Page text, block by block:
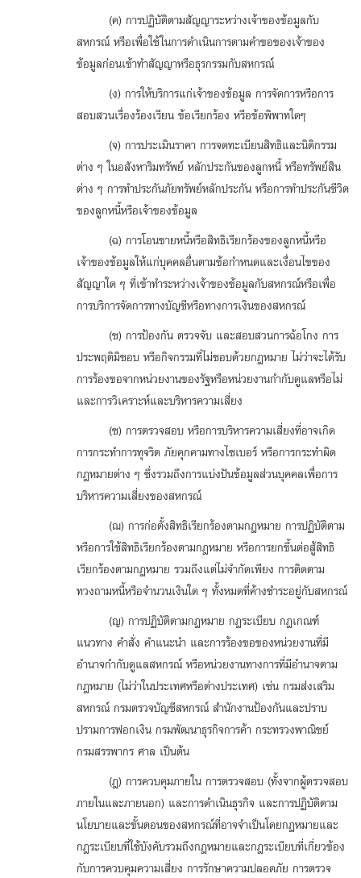
(ค) การปฏิบัติตามสัญญาระหว่างเจ้าของข้อมูลกับ
สหกรณ์ หรือเพื่อใช้ในการดำเนินการตามคำขอของเจ้าของ
ข้อมูลก่อนเข้าทำสัญญาหรือธุรกรรมกับสหกรณ์
(ง) การให้บริการแก่เจ้าของข้อมูล การจัดการหรือการ
สอบสวนเรื่องร้องเรียน ข้อเรียกร้อง หรือข้อพิพาทใดๆ
(จ) การประเมินราคา การจดทะเบียนสิทธิและนิติกรรม
ต่าง ๆ ในอสังหาริมทรัพย์ หลักประกันของลูกหนี้ หรือทรัพย์สิน
ต่าง ๆ การทำประกันภัยทรัพย์หลักประกัน หรือการทำประกันชีวิต
ของลูกหนี้หรือเจ้าของข้อมูล
(ฉ) การโอนขายหนี้หรือสิทธิเรียกร้องของลูกหนี้หรือ
เจ้าของข้อมูลให้แก่บุคคลอื่นตามข้อกำหนดและเงื่อนไขของ
สัญญาใด ๆ ที่เข้าทำระหว่างเจ้าของข้อมูลกับสหกรณ์หรือเพื่อ
การบริการจัดการทางบัญชีหรือทางการเงินของสหกรณ์
(ช) การป้องกัน ตรวจจับ และสอบสวนการฉ้อโกง การ
ประพฤติมิชอบ หรือกิจกรรมที่ไม่ชอบด้วยกฎหมาย ไม่ว่าจะได้รับ
การร้องขอจากหน่วยงานของรัฐหรือหน่วยงานกำกับดูแลหรือไม่
และการวิเคราะห์และบริหารความเสี่ยง
(ซ) การตรวจสอบ หรือการบริหารความเสี่ยงที่อาจเกิด
การกระทำการทุจริต ภัยคุกคามทางไซเบอร์ หรือการกระทำผิด
กฎหมายต่าง ๆ ซึ่งรวมถึงการแบ่งปันข้อมูลส่วนบุคคลเพื่อการ
บริหารความเสี่ยงของสหกรณ์
(ฌ) การก่อตั้งสิทธิเรียกร้องตามกฎหมาย การปฏิบัติตาม
หรือการใช้สิทธิเรียกร้องตามกฎหมาย หรือการยกขึ้นต่อสู้สิทธิ
เรียกร้องตามกฎหมาย รวมถึงแต่ไม่จำกัดเพียง การติดตาม
ทวงถามหนี้หรือจำนวนเงินใด ๆ ทั้งหมดที่ค้างชำระอยู่กับสหกรณ์
(ญ) การปฏิบัติตามกฎหมาย กฎระเบียบ กฎเกณฑ์
แนวทาง คำสั่ง คำแนะนำ และการร้องขอของหน่วยงานที่มี
อำนาจกำกับดูแลสหกรณ์ หรือหน่วยงานทางการที่มีอำนาจตาม
กฎหมาย (ไม่ว่าในประเทศหรือต่างประเทศ) เช่น กรมส่งเสริม
สหกรณ์ กรมตรวจบัญชีสหกรณ์ สำนักงานป้องกันและปราบ
ปรามการฟอกเงิน กรมพัฒนาธุรกิจการค้า กระทรวงพาณิชย์
กรมสรรพากร ศาล เป็นต้น
(ฎ) การควบคุมภายใน การตรวจสอบ (ทั้งจากผู้ตรวจสอบ
ภายในและภายนอก) และการดำเนินธุรกิจ และการปฏิบัติตาม
นโยบายและขั้นตอนของสหกรณ์ที่อาจจำเป็นโดยกฎหมายและ
กฎระเบียบที่ใช้บังคับรวมถึงกฎหมายและกฎระเบียบที่เกี่ยวข้อง
กับการควบคุมความเสี่ยง การรักษาความปลอดภัย การตรวจ